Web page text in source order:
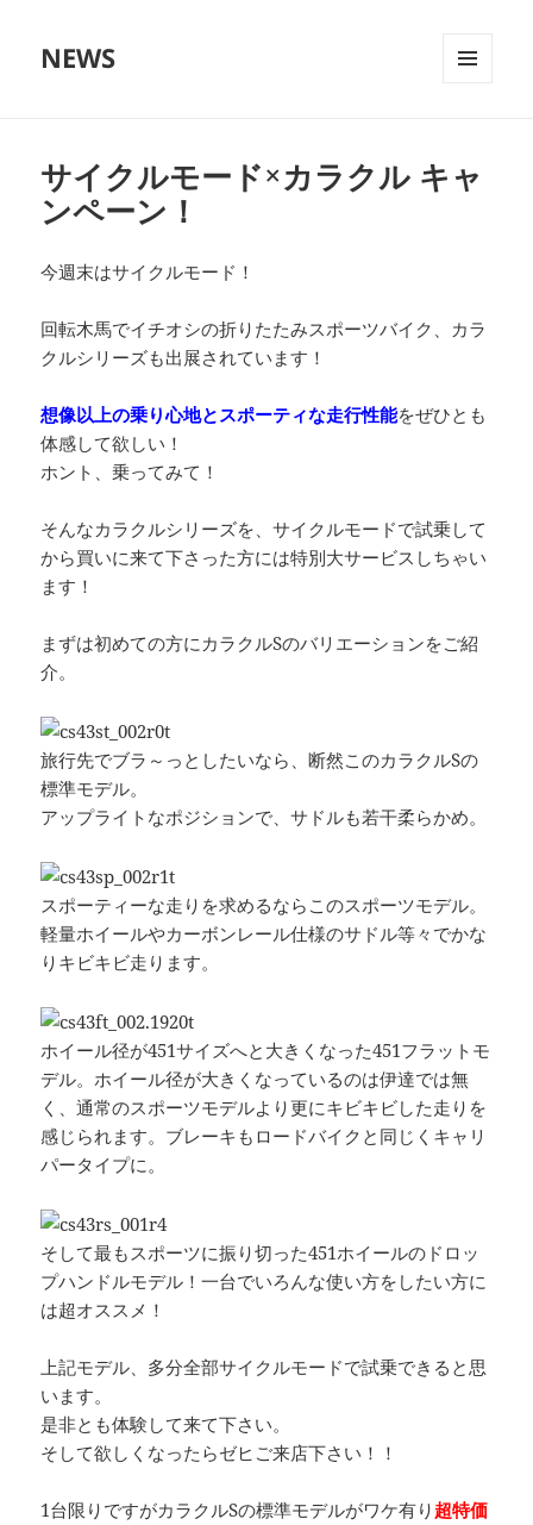
NEWS
サイクルモード×カラクル キャ
ンペーン！
今週末はサイクルモード！
回転木馬でイチオシの折りたたみスポーツバイク、カラ
クルシリーズも出展されています！
想像以上の乗り心地とスポーティな走行性能をぜひとも
体感して欲しい！
ホント、乗ってみて！
そんなカラクルシリーズを、サイクルモードで試乗して
から買いに来て下さった方には特別大サービスしちゃい
ます！
まずは初めての方にカラクルSのバリエーションをご紹
介。
旅行先でブラ～っとしたいなら、断然このカラクルSの
標準モデル。
アップライトなポジションで、サドルも若干柔らかめ。
スポーティーな走りを求めるならこのスポーツモデル。
軽量ホイールやカーボンレール仕様のサドル等々でかな
りキビキビ走ります。
ホイール径が451サイズへと大きくなった451フラットモ
デル。ホイール径が大きくなっているのは伊達では無
く、通常のスポーツモデルより更にキビキビした走りを
感じられます。ブレーキもロードバイクと同じくキャリ
パータイプに。
そして最もスポーツに振り切った451ホイールのドロッ
プハンドルモデル！一台でいろんな使い方をしたい方に
は超オススメ！
上記モデル、多分全部サイクルモードで試乗できると思
います。
是非とも体験して来て下さい。
そして欲しくなったらゼヒご来店下さい！！
1台限りですがカラクルSの標準モデルがワケ有り 超特価